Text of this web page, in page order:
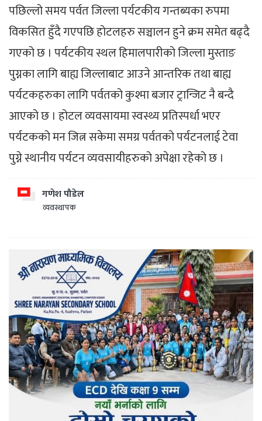
पछिल्लो समय पर्वत जिल्ला पर्यटकीय गन्तब्यका रुपमा
विकसित हुँदै गएपछि होटलहरु सञ्चालन हुने क्रम समेत बढ्दै
गएको छ । पर्यटकीय स्थल हिमालपारीको जिल्ला मुस्ताङ
पुग्नका लागि बाह्य जिल्लाबाट आउने आन्तरिक तथा बाह्य
पर्यटकहरुका लागि पर्वतको कुश्मा बजार ट्रान्जिट नै बन्दै
आएको छ । होटल व्यवसायमा स्वस्थ्य प्रतिस्पर्धा भएर
पर्यटकको मन जित्न सकेमा समग्र पर्वतको पर्यटनलाई टेवा
पुग्ने स्थानीय पर्यटन व्यवसायीहरुको अपेक्षा रहेको छ ।
गणेश पौडेल
व्यवस्थापक